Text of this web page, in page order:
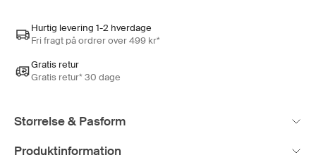
Hurtig levering 1-2 hverdage
Fri fragt på ordrer over 499 kr*
Gratis retur
Gratis retur* 30 dage
Størrelse & Pasform
Produktinformation